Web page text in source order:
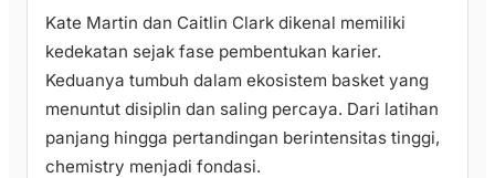
Kate Martin dan Caitlin Clark dikenal memiliki
kedekatan sejak fase pembentukan karier.
Keduanya tumbuh dalam ekosistem basket yang
menuntut disiplin dan saling percaya. Dari latihan
panjang hingga pertandingan berintensitas tinggi,
chemistry menjadi fondasi.